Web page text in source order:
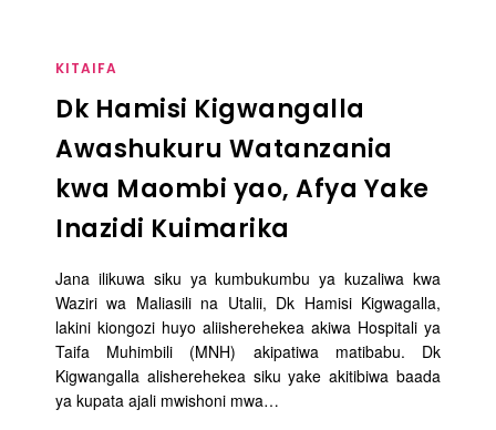
KITAIFA
Dk Hamisi Kigwangalla
Awashukuru Watanzania
kwa Maombi yao, Afya Yake
Inazidi Kuimarika
Jana ilikuwa siku ya kumbukumbu ya kuzaliwa kwa
Waziri wa Maliasili na Utalii, Dk Hamisi Kigwagalla,
lakini kiongozi huyo aliisherehekea akiwa Hospitali ya
Taifa Muhimbili (MNH) akipatiwa matibabu. Dk
Kigwangalla alisherehekea siku yake akitibiwa baada
ya kupata ajali mwishoni mwa…